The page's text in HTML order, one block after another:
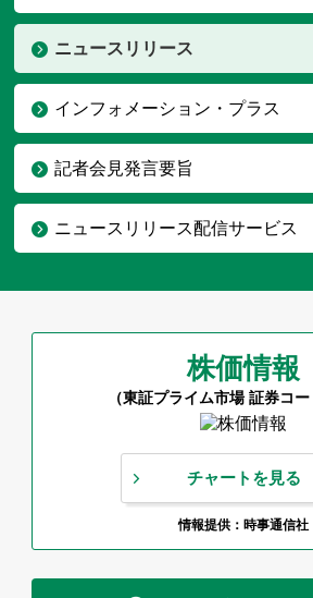
ニュースリリース
インフォメーション・プラス
記者会見発言要旨
ニュースリリース配信サービス
株価情報
（東証プライム市場 証券コー
チャートを見る
情報提供：時事通信社